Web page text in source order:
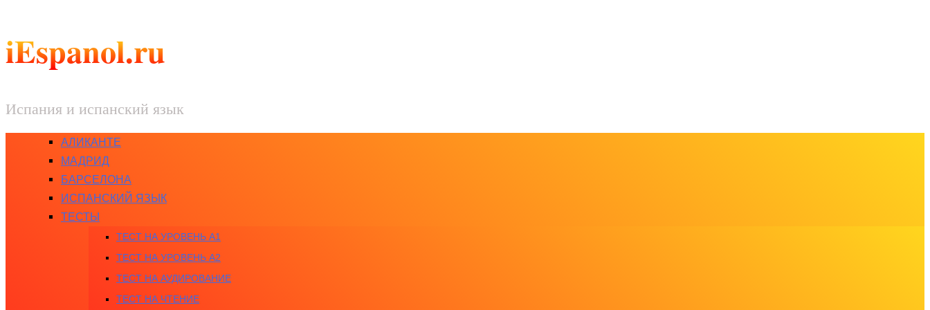
iEspanol.ru
Испания и испанский язык
АЛИКАНТЕ
МАДРИД
БАРСЕЛОНА
ИСПАНСКИЙ ЯЗЫК
ТЕСТЫ
ТЕСТ НА УРОВЕНЬ A1
ТЕСТ НА УРОВЕНЬ A2
ТЕСТ НА АУДИРОВАНИЕ
ТЕСТ НА ЧТЕНИЕ